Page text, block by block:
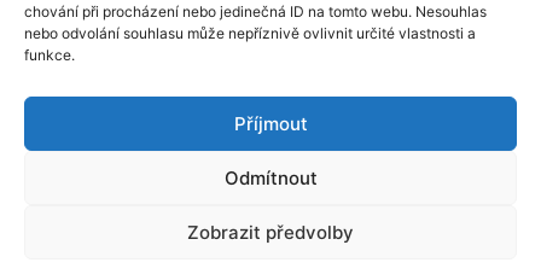
chování při procházení nebo jedinečná ID na tomto webu. Nesouhlas
nebo odvolání souhlasu může nepříznivě ovlivnit určité vlastnosti a
funkce.
Příjmout
Odmítnout
Zobrazit předvolby